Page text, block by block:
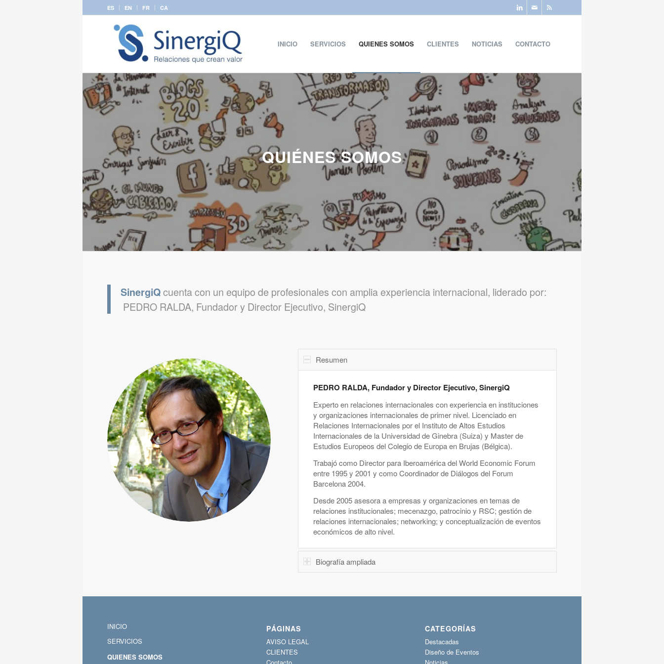
ES EN FR CA
INICIO SERVICIOS QUIENES SOMOS CLIENTES NOTICIAS CONTACTO
QUIÉNES SOMOS
SinergiQcuenta con un equipo de profesionales con amplia experiencia internacional, liderado por:
PEDRO RALDA, Fundador y Director Ejecutivo, SinergiQ
Resumen
PEDRO RALDA, Fundador y Director Ejecutivo, SinergiQ
Experto en relaciones internacionales con experiencia en instituciones
y organizaciones internacionales de primer nivel. Licenciado en
Relaciones Internacionales por el Instituto de Altos Estudios
Internacionales de la Universidad de Ginebra (Suiza) y Master de
Estudios Europeos del Colegio de Europa en Brujas (Bélgica).
Trabajó como Director para Iberoamérica del World Economic Forum
entre 1995 y 2001 y como Coordinador de Diálogos del Forum
Barcelona 2004.
Desde 2005 asesora a empresas y organizaciones en temas de
relaciones institucionales; mecenazgo, patrocinio y RSC; gestión de
relaciones internacionales; networking; y conceptualización de eventos
económicos de alto nivel.
Biografía ampliada
INICIO
SERVICIOS
QUIENES SOMOS
PÁGINAS
AVISO LEGAL
CLIENTES
CATEGORÍAS
Destacadas
Diseño de Eventos